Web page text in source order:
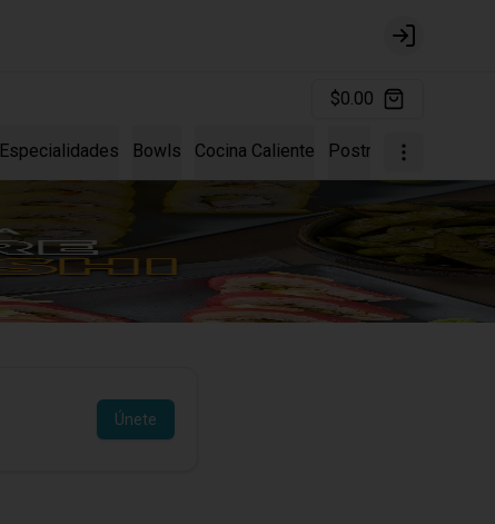
Login
$0.00
Especialidades Bowls Cocina Caliente Postres Hand Rolls
Únete